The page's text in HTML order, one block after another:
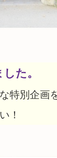
た。
特別企画
！